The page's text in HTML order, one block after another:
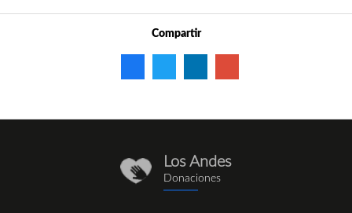
Compartir
donaciones_1.png
Los Andes
Donaciones